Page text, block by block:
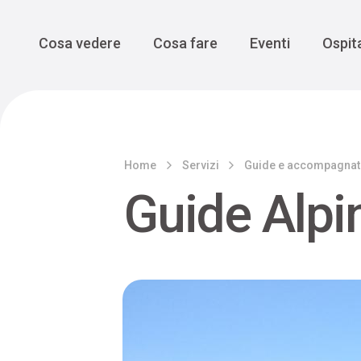
Main Navigation
Cosa vedere Cosa fare Eventi
Home Servizi Guide e
Guide